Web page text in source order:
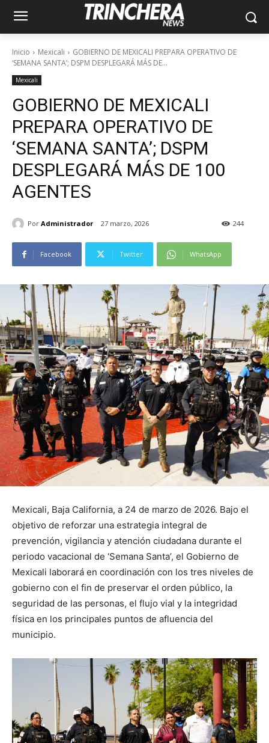
Inicio Mexicali
GOBIERNO DE MEXICALI PREPARA OPERATIVO DE
‘SEMANA SANTA’; DSPM DESPLEGARÁ MÁS DE...
Mexicali
GOBIERNO DE MEXICALI
PREPARA OPERATIVO DE
‘SEMANA SANTA’; DSPM
DESPLEGARÁ MÁS DE 100
AGENTES
Por Administrador 27 marzo, 2026 244
Facebook Twitter WhatsApp
Mexicali, Baja California, a 24 de marzo de 2026. Bajo el
objetivo de reforzar una estrategia integral de
prevención, vigilancia y atención ciudadana durante el
periodo vacacional de ‘Semana Santa’, el Gobierno de
Mexicali laborará en coordinación con los tres niveles de
gobierno con el fin de preservar el orden público, la
seguridad de las personas, el flujo vial y la integridad
física en los principales puntos de afluencia del
municipio.